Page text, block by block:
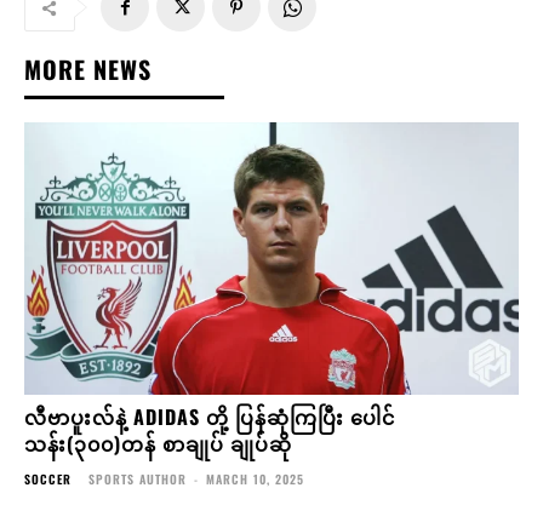
MORE NEWS
လီဗာပူးလ်နဲ့ ADIDAS တို့ ပြန်ဆုံကြပြီး ပေါင်
သန်း(၃၀၀)တန် စာချုပ် ချုပ်ဆို
SOCCER SPORTS AUTHOR - MARCH 10, 2025